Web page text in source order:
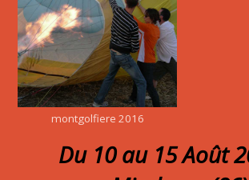
montgolfiere 2016
Du 10 au 15 Août